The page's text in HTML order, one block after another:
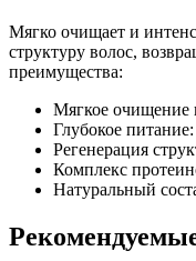
Мягко очищает и
структуру волос,
преимущества:
Мягкое очищение
Глубокое
Регенерация
Комплекс
Натуральный